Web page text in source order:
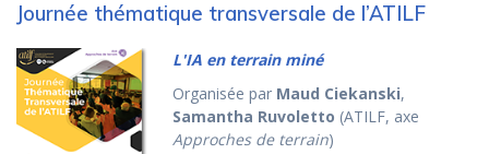
Journée thématique transversale de l’ATILF
L'IA en terrain miné
Organisée par Maud Ciekanski,
Samantha Ruvoletto (ATILF, axe
Approches de terrain)